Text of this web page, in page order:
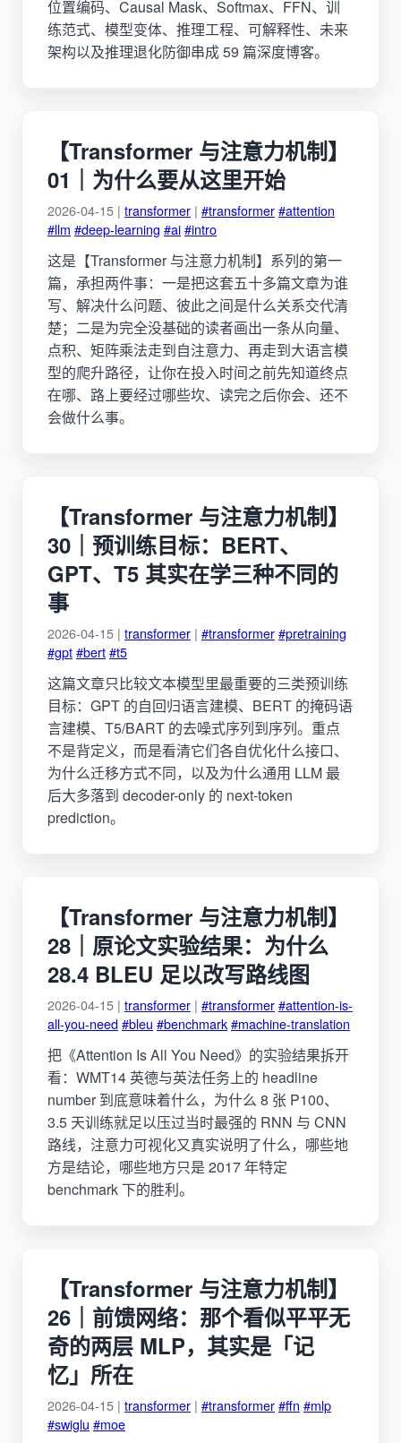
位置编码、Causal Mask、Softmax、FFN、训
练范式、模型变体、推理工程、可解释性、未来
架构以及推理退化防御串成 59 篇深度博客。
【Transformer 与注意力机制】
01｜为什么要从这里开始
2026-04-15 | transformer | #transformer#attention
#llm #deep-learning #ai#intro
这是【Transformer 与注意力机制】系列的第一
篇，承担两件事：一是把这套五十多篇文章为谁
写、解决什么问题、彼此之间是什么关系交代清
楚；二是为完全没基础的读者画出一条从向量、
点积、矩阵乘法走到自注意力、再走到大语言模
型的爬升路径，让你在投入时间之前先知道终点
在哪、路上要经过哪些坎、读完之后你会、还不
会做什么事。
【Transformer 与注意力机制】
30｜预训练目标：BERT、
GPT、T5 其实在学三种不同的
事
2026-04-15 | transformer | #transformer#pretraining
#gpt#bert#t5
这篇文章只比较文本模型里最重要的三类预训练
目标：GPT 的自回归语言建模、BERT 的掩码语
言建模、T5/BART 的去噪式序列到序列。重点
不是背定义，而是看清它们各自优化什么接口、
为什么迁移方式不同，以及为什么通用 LLM 最
后大多落到 decoder-only 的 next-token
prediction。
【Transformer 与注意力机制】
28｜原论文实验结果：为什么
28.4 BLEU 足以改写路线图
2026-04-15 | transformer | #transformer#attention-is-
all-you-need#bleu #benchmark#machine-translation
把《Attention Is All You Need》的实验结果拆开
看：WMT14 英德与英法任务上的 headline
number 到底意味着什么，为什么 8 张 P100、
3.5 天训练就足以压过当时最强的 RNN 与 CNN
路线，注意力可视化又真实说明了什么，哪些地
方是结论，哪些地方只是 2017 年特定
benchmark 下的胜利。
【Transformer 与注意力机制】
26｜前馈网络：那个看似平平无
奇的两层 MLP，其实是「记
忆」所在
2026-04-15 | transformer | #transformer#ffn #mlp
#swiglu #moe